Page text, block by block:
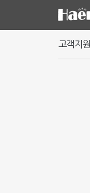
고객지원